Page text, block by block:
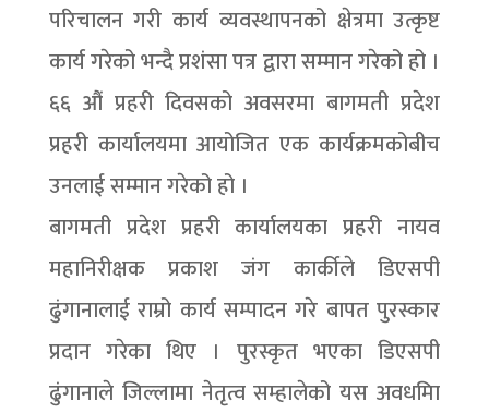
परिचालन गरी कार्य व्यवस्थापनको क्षेत्रमा उत्कृष्ट
कार्य गरेको भन्दै प्रशंसा पत्र द्वारा सम्मान गरेको हो ।
६६ औं प्रहरी दिवसको अवसरमा बागमती प्रदेश
प्रहरी कार्यालयमा आयोजित एक कार्यक्रमकोबीच
उनलाई सम्मान गरेको हो ।
बागमती प्रदेश प्रहरी कार्यालयका प्रहरी नायव
महानिरीक्षक प्रकाश जंग कार्कीले डिएसपी
ढुंगानालाई राम्रो कार्य सम्पादन गरे बापत पुरस्कार
प्रदान गरेका थिए । पुरस्कृत भएका डिएसपी
ढुंगानाले जिल्लामा नेतृत्व सम्हालेको यस अवधमिा